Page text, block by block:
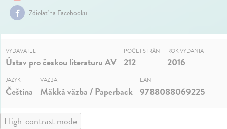
Zdielať na Facebooku
VYDAVATEĽ
Ústav pro českou literaturu AV
POČET STRÁN
212
ROK VYDANIA
2016
JAZYK
Čeština
VÄZBA
Mäkká väzba / Paperback
EAN
9788088069225
High-contrast mode